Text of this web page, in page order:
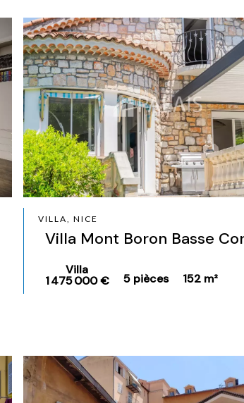
VILLA, NICE
Villa Mont Boron Basse
Villa
1 475 000 € 5 pièces 152 m²